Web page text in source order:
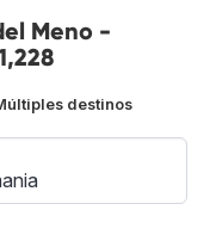
Meno -
destinos